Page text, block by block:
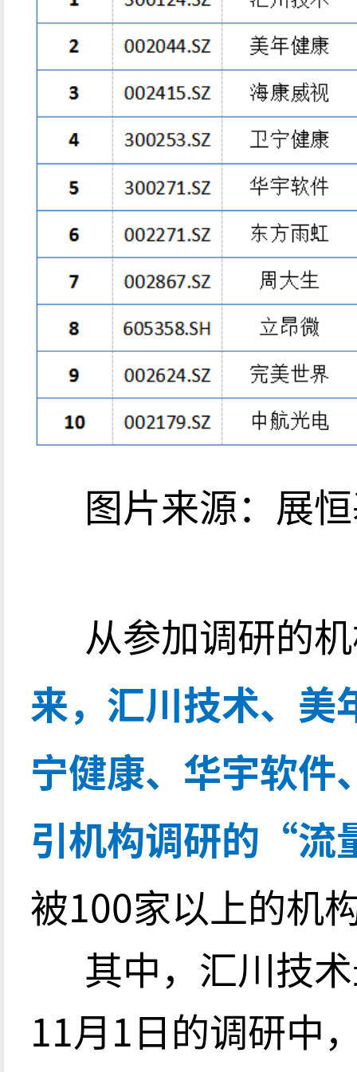
图片来源：展
从参加调研的
来，汇川技术、美
宁健康、华宇软件
引机构调研的“
被100家以上的机
其中，汇川技
11月1日的调研中